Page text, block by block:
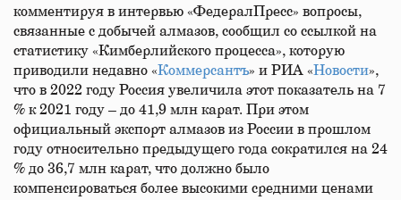
комментируя в интервью «ФедералПресс» вопросы,
связанные с добычей алмазов, сообщил со ссылкой на
статистику «Кимберлийского процесса», которую
приводили недавно « Коммерсантъ» и РИА « Новости»,
что в 2022 году Россия увеличила этот показатель на 7
% к 2021 году – до 41,9 млн карат. При этом
официальный экспорт алмазов из России в прошлом
году относительно предыдущего года сократился на 24
% до 36,7 млн карат, что должно было
компенсироваться более высокими средними ценами